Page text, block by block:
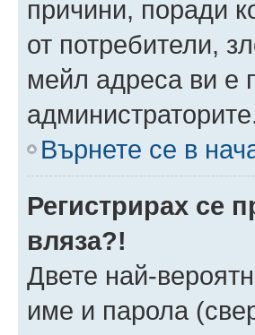
причини, поради
от потребители,
мейл адреса ви е
Върнете се в
Регистрирах се
вляза?!
Двете най-
име и парола